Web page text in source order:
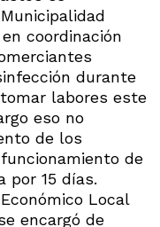
coordinación
durante
labores este
eso no
de los
de
por 15 días.
Local
encargó de